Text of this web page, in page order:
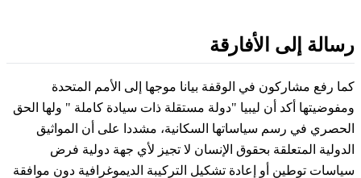
رسالة إلى الأفارقة
كما رفع مشاركون في الوقفة بيانا موجها إلى الأمم المتحدة
ومفوضيتها أكد أن ليبيا "دولة مستقلة ذات سيادة كاملة " ولها الحق
الحصري في رسم سياساتها السكانية، مشددا على أن المواثيق
الدولية المتعلقة بحقوق الإنسان لا تجيز لأي جهة دولية فرض
سياسات توطين أو إعادة تشكيل التركيبة الديموغرافية دون موافقة